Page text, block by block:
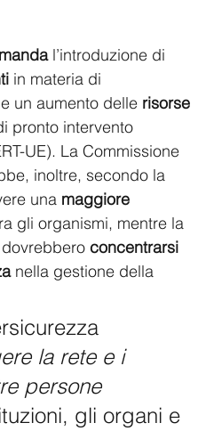
l’introduzione di
in materia di
un aumento delle risorse
pronto intervento
UE). La Commissione
inoltre, secondo la
una maggiore
gli organismi, mentre la
concentrarsi
nella gestione della
la rete e i
persone
gli organi e